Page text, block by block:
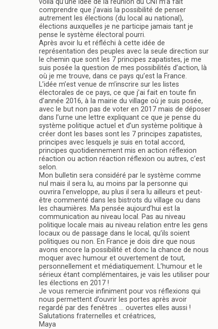
comprendre que j’avais la possibilité de penser
autrement les élections (du local au national),
élections auxquelles je ne participe jamais tant je
pense le système électoral pourri.
Après avoir lu et réfléchi à cette idée de
représentation des peuples avec la seule direction sur
le chemin que sont les 7 principes zapatistes, je me
suis posée la question de mes possibilités d’action, là
où je me trouve, dans ce pays qu’est la France.
L’idée m’est venue de m’inscrire sur les listes
électorales de ce pays, ce que j’ai fait en toute fin
d’année 2016, à la mairie du village où je suis posée,
avec le but non pas de voter en 2017 mais de déposer
dans l’urne une lettre expliquant ce que je pense du
système politique actuel et d’un système politique à
créer dont les bases sont les 7 principes zapatistes,
principes avec lesquels je suis en total accord,
principes quotidiennement mis en action réflexion
réaction ou action réaction réflexion ou autres, c’est
selon.
Mon bulletin sera considéré par le système comme
nul mais il sera lu, au moins par la personne qui
ouvrira l’enveloppe, au plus il sera lu ailleurs et peut-
être commenté dans les bistrots du village ou dans
les chaumières. Ma pensée aujourd’hui est la
communication au niveau local. Pas au niveau
politique locale mais au niveau relation entre les gens
locaux ou de passage dans le local, qu’ils soient
politiques ou non. En France je dois dire que nous
avons encore la possibilité et donc la chance de nous
moquer avec humour et ouvertement de tout,
personnellement et médiatiquement. L’humour et le
sérieux étant complémentaires, je vais les utiliser pour
les élections en 2017 !
Je vous remercie infiniment pour vos réflexions qui
nous permettent d’ouvrir les portes après avoir
regardé par des fenêtres … ouvertes elles aussi !
Salutations fraternelles et créatrices,
Maya